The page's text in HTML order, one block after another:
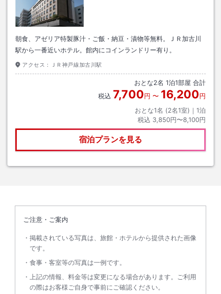
朝食、アゼリア特製豚汁・ご飯・納豆・漬物等無料。ＪＲ加古川
駅から一番近いホテル。館内にコインランドリー有り。
アクセス： ＪＲ神戸線加古川駅
おとな2名 1泊1部屋 合計
税込 7,700円 〜 16,200円
おとな1名 (2名1室)｜ 1泊
税込 3,850円〜8,100円
宿泊プランを見る
ご注意・ご案内
掲載されている写真は、旅館・ホテルから提供された画像
です。
食事・客室等の写真は一例です。
上記の情報、料金等は変更になる場合があります。ご利用
の際はお客様ご自身で事前にご確認ください。